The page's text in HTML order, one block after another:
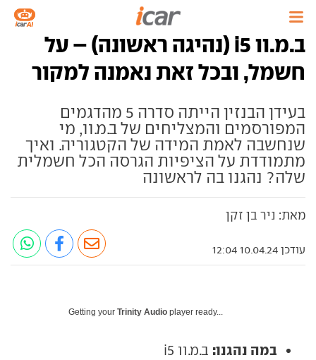
ב.מ.וו i5 (נהיגה ראשונה) – על
חשמל, ובכל זאת נאמנה למקור
בעידן הבנזין הייתה סדרה 5 מהדגמים
המפורסמים והמצליחים של ב.מ.וו, מי
שנחשבה לאמת המידה של הקטגוריה. ואיך
מתמודדת על הציפיות הגרסה הכל חשמלית
שלה? נהגנו בה לראשונה
מאת: ניר בן זקן
עודכן 10.04.24 12:04
Getting your Trinity Audio player ready...
במה נהגנו: ב.מ.וו i5